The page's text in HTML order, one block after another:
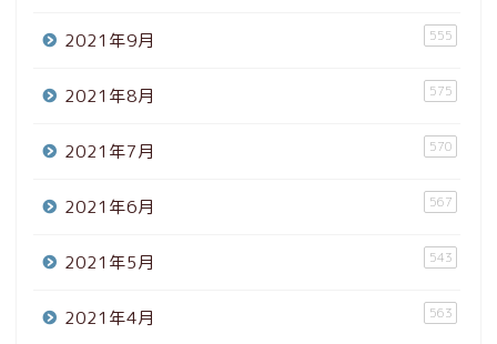
2021年9月 555
2021年8月 575
2021年7月 570
2021年6月 567
2021年5月 543
2021年4月 563